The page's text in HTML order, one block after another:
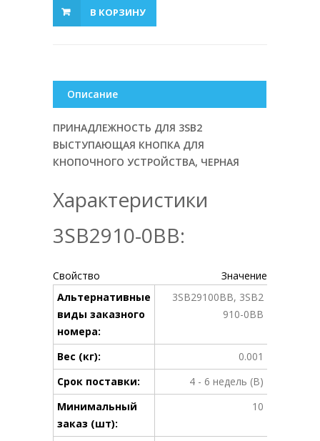
В КОРЗИНУ
Описание
ПРИНАДЛЕЖНОСТЬ ДЛЯ 3SB2
ВЫСТУПАЮЩАЯ КНОПКА ДЛЯ
КНОПОЧНОГО УСТРОЙСТВА, ЧЕРНАЯ
Характеристики
3SB2910-0BB:
Свойство
Значение
Альтернативные
виды заказного
номера:
3SB29100BB, 3SB2
910-0BB
Вес (кг):
0.001
Срок поставки:
4 - 6 недель (B)
Минимальный
заказ (шт):
10